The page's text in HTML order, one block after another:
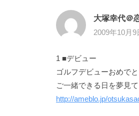
大塚幸代＠
2009年10月9
1 ■デビュー
ゴルフデビューおめで
ご一緒できる日を夢見
http://ameblo.jp/